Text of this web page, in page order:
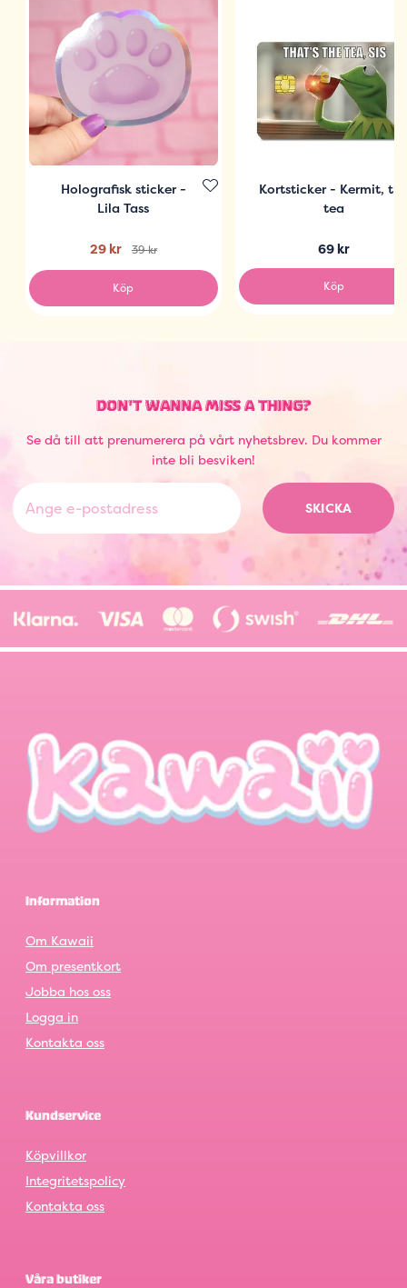
Holografisk sticker -
Lila Tass
29 kr 39 kr
Köp
Kortsticker - Kermit,
tea
69 kr
Köp
DON'T WANNA MISS A THING?
Se då till att prenumerera på vårt nyhetsbrev. Du kommer
inte bli besviken!
SKICKA
Information
Om Kawaii
Om presentkort
Jobba hos oss
Logga in
Kontakta oss
Kundservice
Köpvillkor
Integritetspolicy
Kontakta oss
Våra butiker